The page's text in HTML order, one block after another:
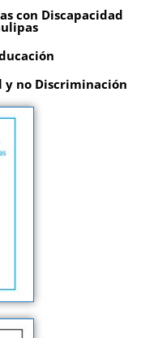
con Discapacidad
y no Discriminación